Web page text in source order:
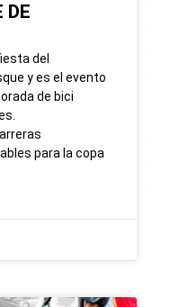
DE
del
y es el evento
de bici
para la copa